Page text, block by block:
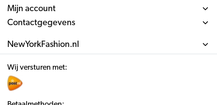
Mijn account
Contactgegevens
NewYorkFashion.nl
Wij versturen met: